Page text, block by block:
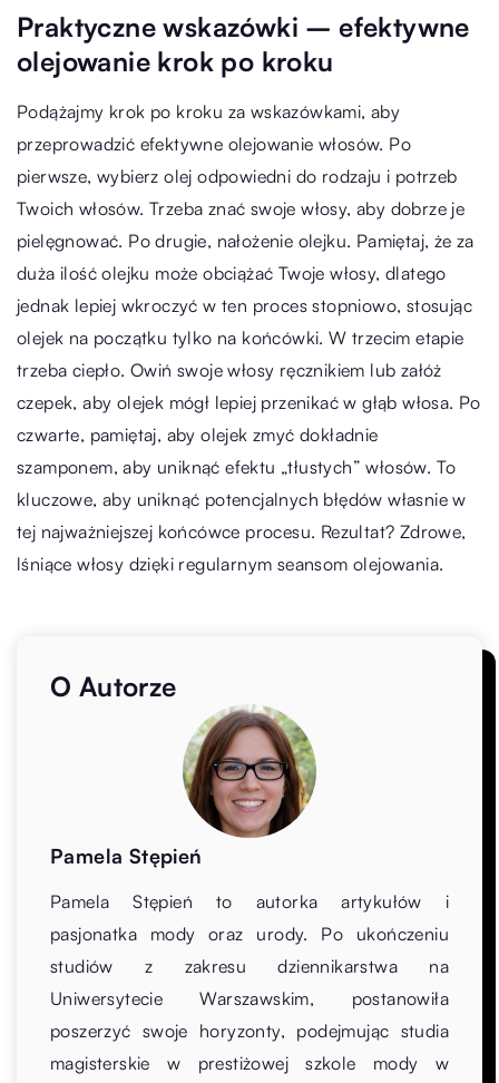
Praktyczne wskazówki – efektywne
olejowanie krok po kroku
Podążajmy krok po kroku za wskazówkami, aby
przeprowadzić efektywne olejowanie włosów. Po
pierwsze, wybierz olej odpowiedni do rodzaju i potrzeb
Twoich włosów. Trzeba znać swoje włosy, aby dobrze je
pielęgnować. Po drugie, nałożenie olejku. Pamiętaj, że za
duża ilość olejku może obciążać Twoje włosy, dlatego
jednak lepiej wkroczyć w ten proces stopniowo, stosując
olejek na początku tylko na końcówki. W trzecim etapie
trzeba ciepło. Owiń swoje włosy ręcznikiem lub załóż
czepek, aby olejek mógł lepiej przenikać w głąb włosa. Po
czwarte, pamiętaj, aby olejek zmyć dokładnie
szamponem, aby uniknąć efektu „tłustych” włosów. To
kluczowe, aby uniknąć potencjalnych błędów własnie w
tej najważniejszej końcówce procesu. Rezultat? Zdrowe,
lśniące włosy dzięki regularnym seansom olejowania.
O Autorze
Pamela Stępień
Pamela Stępień to autorka artykułów i
pasjonatka mody oraz urody. Po ukończeniu
studiów z zakresu dziennikarstwa na
Uniwersytecie Warszawskim, postanowiła
poszerzyć swoje horyzonty, podejmując studia
magisterskie w prestiżowej szkole mody w